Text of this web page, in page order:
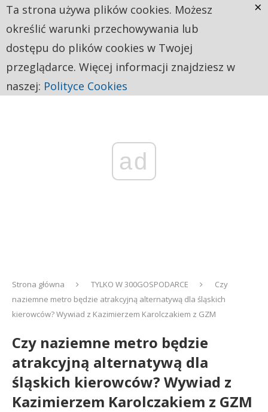
ad
Strona główna TYLKO W 300GOSPODARCE
Czy
naziemne metro będzie atrakcyjną alternatywą dla śląskich
kierowców? Wywiad z Kazimierzem Karolczakiem z GZM
Czy naziemne metro będzie
atrakcyjną alternatywą dla
śląskich kierowców? Wywiad z
Kazimierzem Karolczakiem z GZM
Ta strona używa plików cookies. Możesz
określić warunki przechowywania lub
dostępu do plików cookies w Twojej
przeglądarce. Więcej informacji znajdziesz w
naszej: Polityce Cookies
×